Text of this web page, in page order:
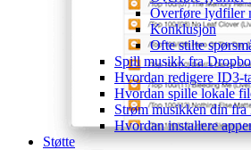
Overføre lydfiler
Konklusjon
Ofte stilte
Spill musikk fra
Hvordan redigere ID3-
Hvordan spille lokale
Strøm musikken din
Hvordan installere
Støtte